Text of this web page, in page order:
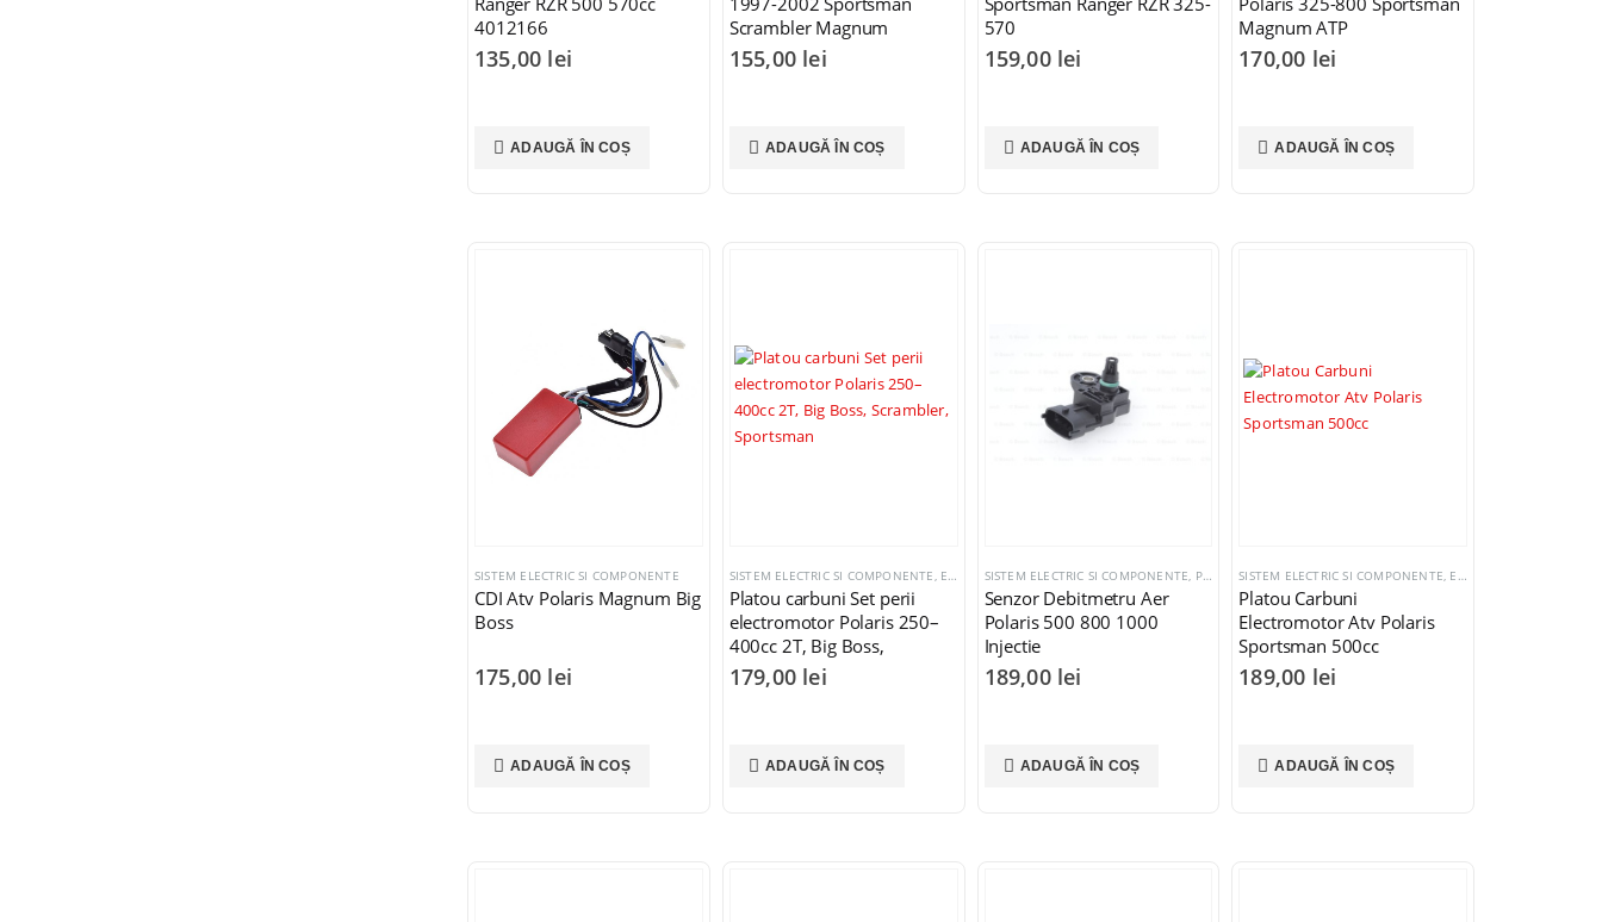
4012166
135,00 lei
ADAUGĂ ÎN COȘ
Scrambler Magnum
155,00 lei
ADAUGĂ ÎN COȘ
570
159,00 lei
ADAUGĂ ÎN COȘ
Magnum ATP
170,00 lei
ADAUGĂ ÎN COȘ
SISTEM ELECTRIC SI COMPONENTE
CDI Atv Polaris Magnum Big
Boss
175,00 lei
ADAUGĂ ÎN COȘ
SISTEM ELECTRIC SI COMPONENTE, ELECTROMOTOARE SI COMPONENTE
Platou carbuni Set perii
electromotor Polaris 250–
400cc 2T, Big Boss,
Scrambler, Sportsman
179,00 lei
ADAUGĂ ÎN COȘ
SISTEM ELECTRIC SI COMPONENTE, POLARIS 300 - 800 CC
Senzor Debitmetru Aer
Polaris 500 800 1000
Injectie
189,00 lei
ADAUGĂ ÎN COȘ
SISTEM ELECTRIC SI COMPONENTE, ELECTROMOTOARE SI COMPONENTE
Platou Carbuni
Electromotor Atv Polaris
Sportsman 500cc
189,00 lei
ADAUGĂ ÎN COȘ